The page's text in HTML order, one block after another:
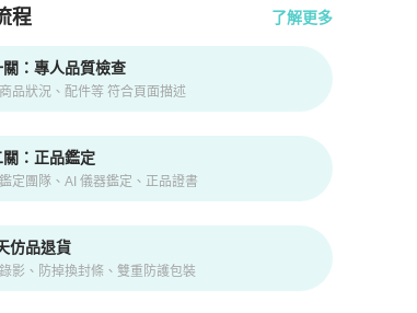
程 了解更多
正品驗證、安心購檢驗流程介紹
關：專人品質檢查
品狀況、配件等 符合頁面描述
關：正品鑑定
定團隊、AI 儀器鑑定、正品證書
仿品退貨
影、防掉換封條、雙重防護包裝